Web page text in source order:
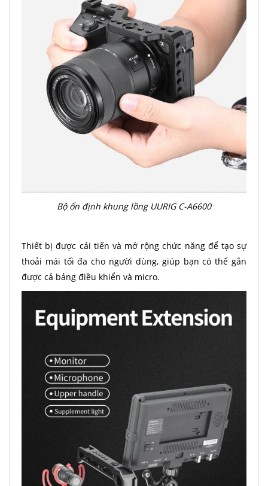
Bộ ổn định khung lồng UURIG C-A6600
Thiết bị được cải tiến và mở rộng chức năng để tạo sự
thoải mái tối đa cho người dùng, giúp bạn có thể gắn
được cả bảng điều khiển và micro.